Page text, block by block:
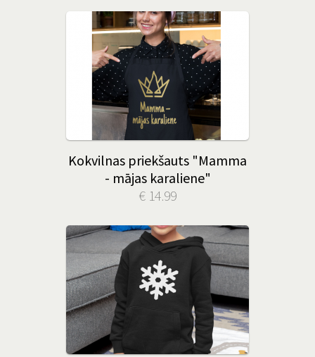
Kokvilnas priekšauts "Mamma
- mājas karaliene"
€ 14.99